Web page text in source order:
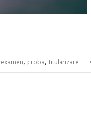
examen, proba, titularizare